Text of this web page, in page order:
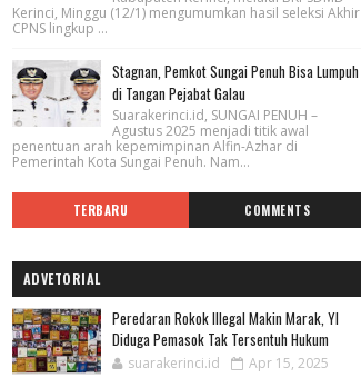
Kerinci, Minggu (12/1) mengumumkan hasil seleksi Akhir
CPNS lingkup ...
Stagnan, Pemkot Sungai Penuh Bisa Lumpuh
di Tangan Pejabat Galau
Suarakerinci.id, SUNGAI PENUH –
Agustus 2025 menjadi titik awal
penentuan arah kepemimpinan Alfin-Azhar di
Pemerintah Kota Sungai Penuh. Nam...
TERBARU COMMENTS
ADVETORIAL
Peredaran Rokok Illegal Makin Marak, YI
Diduga Pemasok Tak Tersentuh Hukum
suarakerinci.id Apr 15, 2025